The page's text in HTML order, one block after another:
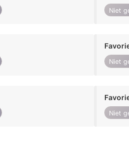
Niet
Niet
Niet